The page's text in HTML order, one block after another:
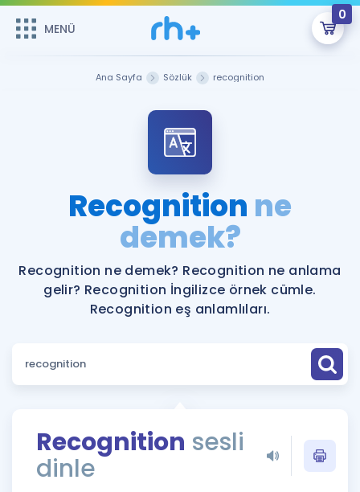
MENÜ
0
Şifremi Hatırlamıyorum
Sepetin Şu An Boş.
Remzi Hoca ile seni sınava hazırlayacak onlarca eğitim seni
bekliyor!
MENÜ
Katılımcı Görüşleri
Faydalı Araçlar
Ücretsiz Kaynaklar
Puan Hesaplama
ÖSYM Sınav Takvimi
Kampanyalar
İngilizce Gramer
Ana Sayfa Sözlük recognition
Recognition ne
demek?
Recognition ne demek? Recognition ne anlama
gelir? Recognition İngilizce örnek cümle.
Recognition eş anlamlıları.
Recognition sesli
dinle